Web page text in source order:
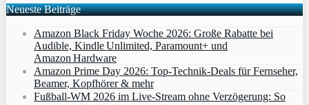
Neueste Beiträge
Amazon Black Friday Woche 2026: Große Rabatte bei
Audible, Kindle Unlimited, Paramount+ und
Amazon Hardware
Amazon Prime Day 2026: Top-Technik-Deals für Fernseher,
Beamer, Kopfhörer & mehr
Fußball-WM 2026 im Live-Stream ohne Verzögerung: So